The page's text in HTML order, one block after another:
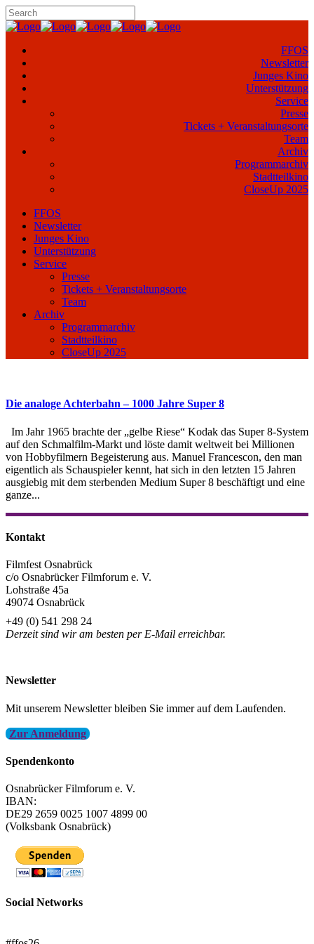
FFOS
Newsletter
Junges Kino
Unterstützung
Service
Presse
Tickets + Veranstaltungsorte
Team
Archiv
Programmarchiv
Stadtteilkino
CloseUp 2025
FFOS
Newsletter
Junges Kino
Unterstützung
Service
Presse
Tickets + Veranstaltungsorte
Team
Archiv
Programmarchiv
Stadtteilkino
CloseUp 2025
Die analoge Achterbahn – 1000 Jahre Super 8
Im Jahr 1965 brachte der „gelbe Riese“ Kodak das Super 8-System
auf den Schmalfilm-Markt und löste damit weltweit bei Millionen
von Hobbyfilmern Begeisterung aus. Manuel Francescon, den man
eigentlich als Schauspieler kennt, hat sich in den letzten 15 Jahren
ausgiebig mit dem sterbenden Medium Super 8 beschäftigt und eine
ganze...
Kontakt
Filmfest Osnabrück
c/o Osnabrücker Filmforum e. V.
Lohstraße 45a
49074 Osnabrück
+49 (0) 541 298 24
Derzeit sind wir am besten per E-Mail erreichbar.
Newsletter
Mit unserem Newsletter bleiben Sie immer auf dem Laufenden.
Zur Anmeldung
Spendenkonto
Osnabrücker Filmforum e. V.
IBAN:
DE29 2659 0025 1007 4899 00
(Volksbank Osnabrück)
Social Networks